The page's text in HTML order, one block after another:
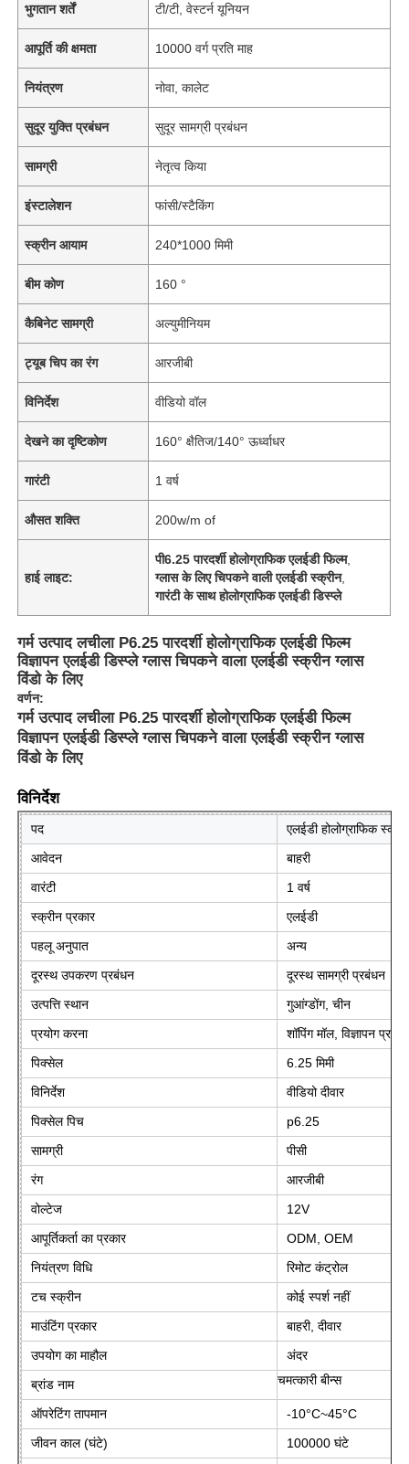
घर
उत्पादों
हमारे बारे में
फैक्टरी यात्रा
गुणवत्ता नियंत्रण
हमसे संपर्क करें
समाचार
सभी मामलों
उद्धरण मांगें
एलईडी मेष स्क्रीन
भुगतान शर्तें टी/टी, वेस्टर्न यूनियन
आपूर्ति की क्षमता 10000 वर्ग प्रति माह
नियंत्रण नोवा, कालेट
सुदूर युक्ति प्रबंधन सुदूर सामग्री प्रबंधन
सामग्री नेतृत्व किया
इंस्टालेशन फांसी/स्टैकिंग
स्क्रीन आयाम 240*1000 मिमी
बीम कोण 160 °
कैबिनेट सामग्री अल्युमीनियम
ट्यूब चिप का रंग आरजीबी
विनिर्देश वीडियो वॉल
देखने का दृष्टिकोण 160° क्षैतिज/140° ऊर्ध्वाधर
गारंटी 1 वर्ष
औसत शक्ति 200w/m of
हाई लाइट:
पी6.25 पारदर्शी होलोग्राफिक एलईडी फिल्म,
ग्लास के लिए चिपकने वाली एलईडी स्क्रीन,
गारंटी के साथ होलोग्राफिक एलईडी डिस्प्ले
गर्म उत्पाद लचीला P6.25 पारदर्शी होलोग्राफिक एलईडी फिल्म
विज्ञापन एलईडी डिस्प्ले ग्लास चिपकने वाला एलईडी स्क्रीन ग्लास
विंडो के लिए
वर्णन:
गर्म उत्पाद लचीला P6.25 पारदर्शी होलोग्राफिक एलईडी फिल्म
विज्ञापन एलईडी डिस्प्ले ग्लास चिपकने वाला एलईडी स्क्रीन ग्लास
विंडो के लिए
विनिर्देश
पद
एलईडी होलोग्राफिक
आवेदन
बाहरी
वारंटी
1 वर्ष
स्क्रीन प्रकार
एलईडी
पहलू अनुपात
अन्य
दूरस्थ उपकरण प्रबंधन
दूरस्थ सामग्री प्रबंधन
उत्पत्ति स्थान
गुआंग्डोंग, चीन
प्रयोग करना
शॉपिंग मॉल, विज्ञापन
पिक्सेल
6.25 मिमी
विनिर्देश
वीडियो दीवार
पिक्सेल पिच
p6.25
सामग्री
पीसी
रंग
आरजीबी
वोल्टेज
12V
आपूर्तिकर्ता का प्रकार
ODM, OEM
नियंत्रण विधि
रिमोट कंट्रोल
टच स्क्रीन
कोई स्पर्श नहीं
माउंटिंग प्रकार
बाहरी, दीवार
उपयोग का माहौल
अंदर
ब्रांड नाम
चमत्कारी बीन्स
ऑपरेटिंग तापमान
-10°C~45°C
जीवन काल (घंटे)
100000 घंटे